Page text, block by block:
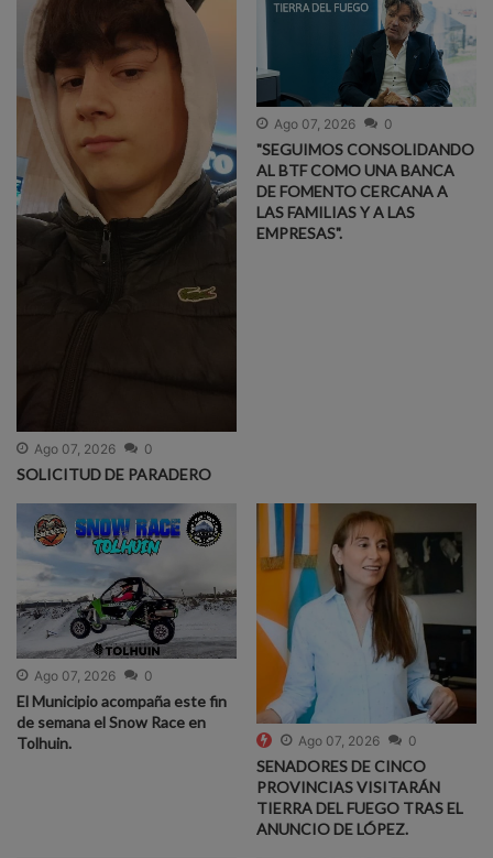
Ago 07, 2026 0
SOLICITUD DE PARADERO
Ago 07, 2026 0
"SEGUIMOS CONSOLIDANDO
AL BTF COMO UNA BANCA
DE FOMENTO CERCANA A
LAS FAMILIAS Y A LAS
EMPRESAS".
Ago 07, 2026 0
El Municipio acompaña este fin
de semana el Snow Race en
Tolhuin.
Ago 07, 2026 0
SENADORES DE CINCO
PROVINCIAS VISITARÁN
TIERRA DEL FUEGO TRAS EL
ANUNCIO DE LÓPEZ.